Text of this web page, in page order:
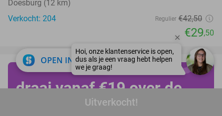
Uitverkocht!
Doesburg (12 km)
Verkocht: 204
Regulier €42,50
€29,50
draai vanaf €19 over de
kop op Achtbanendag!
OPEN IN APP close